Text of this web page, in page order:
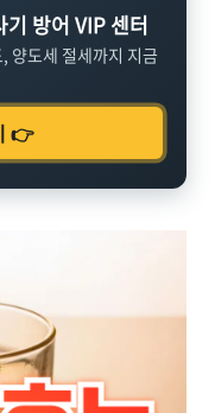
방어 VIP 센터
양도세 절세까지 지금
👉